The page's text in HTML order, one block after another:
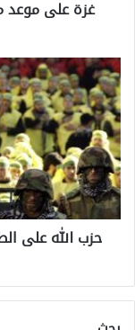
ت
ه
ج
ي
ر
ج
د
ي
د
س
غزة على موعد
ح
ز
ب
ا
ل
ل
ه
ع
ل
ط
حزب الله على